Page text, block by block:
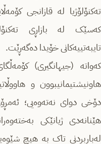
تەكنۆلۆژیا لە قازانجی
کەسێک لە بازاڕی
تایبەتییەکانی خۆیدا دەگەڕێت.
كەواتە (جیهانگیری)
هاونیشتیمانیبوون و
دۆخی دوای نەتەوەیی؛
هێنانەدی ژیانێکی
لەباربردنی تاک بە هیچ